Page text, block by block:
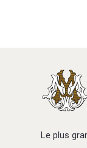
Le plus